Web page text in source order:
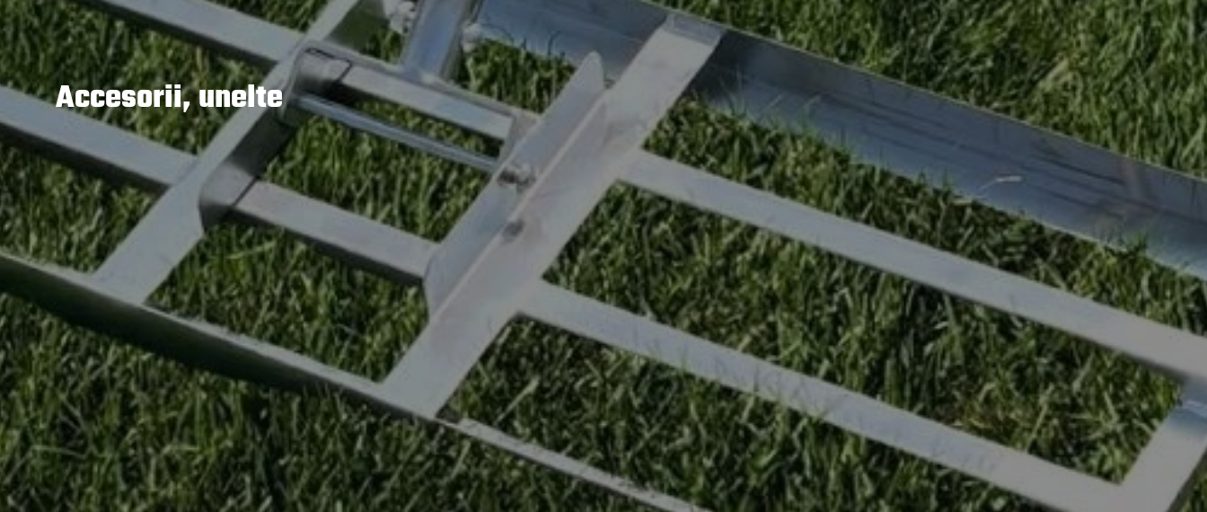
Accesorii, unelte